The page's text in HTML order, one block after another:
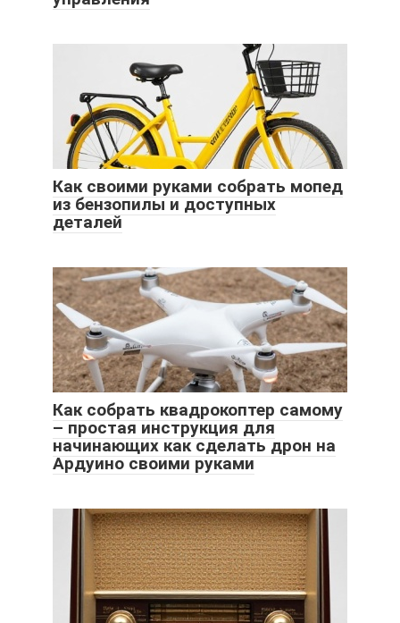
Как своими руками собрать мопед
из бензопилы и доступных
деталей
Как собрать квадрокоптер самому
– простая инструкция для
начинающих как сделать дрон на
Ардуино своими руками